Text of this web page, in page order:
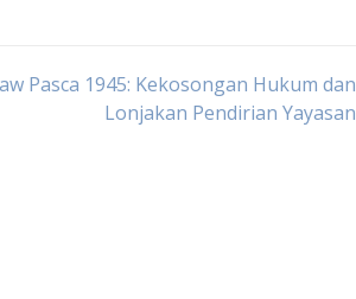
Pasca 1945: Kekosongan Hukum dan
Lonjakan Pendirian Yayasan